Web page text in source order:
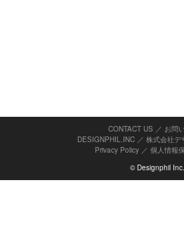
CONTACT US ／ お問
DESIGNPHIL.INC ／ 株式会社デ
Privacy Policy／ 個人情報
© Designphil Inc.